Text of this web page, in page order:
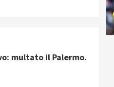
multato il Palermo.